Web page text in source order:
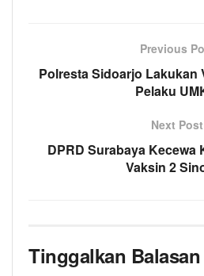
Previous
Polresta Sidoarjo Lakukan
Pelaku
Next Post
DPRD Surabaya
Vaksin 2
Tinggalkan Balasan